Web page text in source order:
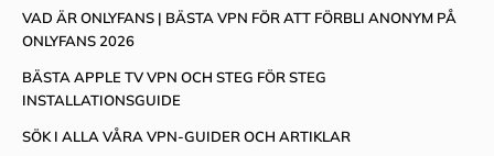
VAD ÄR ONLYFANS | BÄSTA VPN FÖR ATT FÖRBLI ANONYM PÅ
ONLYFANS 2026
BÄSTA APPLE TV VPN OCH STEG FÖR STEG
INSTALLATIONSGUIDE
SÖK I ALLA VÅRA VPN-GUIDER OCH ARTIKLAR